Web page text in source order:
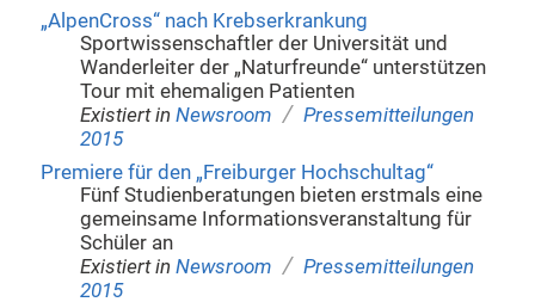
„AlpenCross“ nach Krebserkrankung
Sportwissenschaftler der Universität und
Wanderleiter der „Naturfreunde“ unterstützen
Tour mit ehemaligen Patienten
Existiert in Newsroom / Pressemitteilungen
2015
Premiere für den „Freiburger Hochschultag“
Fünf Studienberatungen bieten erstmals eine
gemeinsame Informationsveranstaltung für
Schüler an
Existiert in Newsroom / Pressemitteilungen
2015